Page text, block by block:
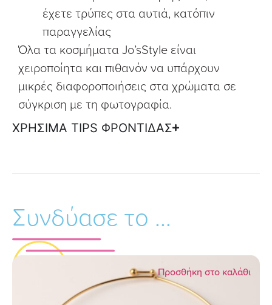
έχετε τρύπες στα αυτιά, κατόπιν
παραγγελίας
Όλα τα κοσμήματα Jo’sStyle είναι
χειροποίητα και πιθανόν να υπάρχουν
μικρές διαφοροποιήσεις στα χρώματα σε
σύγκριση με τη φωτογραφία.
ΧΡΗΣΙΜΑ TIPS ΦΡΟΝΤΙΔΑΣ
Συνδύασε το ...
Προσθήκη στο καλάθι